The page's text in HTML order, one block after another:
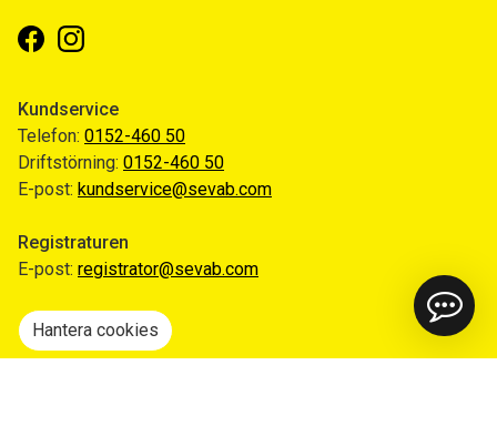
FacebookInstagram
Kundservice
Telefon: 0152-460 50
Driftstörning: 0152-460 50
E-post: kundservice@sevab.com
Registraturen
E-post: registrator@sevab.com
Hantera cookies